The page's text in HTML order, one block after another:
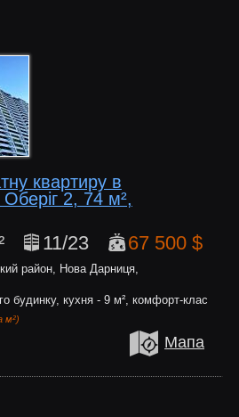
квартиру в
2, 74 м²,
11/23 67 500 $
район, Нова Дарниця,
будинку, кухня - 9 м², комфорт-клас
м²)
Мапа